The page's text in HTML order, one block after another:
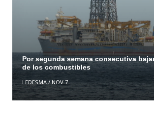
Por segunda semana consecutiva
de los combustibles
LEDESMA/ NOV 7